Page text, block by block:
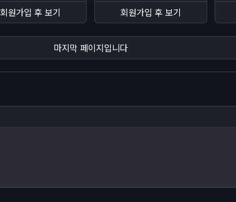
회원가입 후 보기
회원가입 후 보기
마지막 페이지입니다